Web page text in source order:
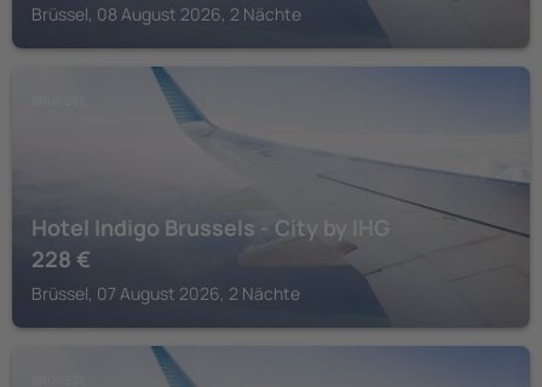
Brüssel, 08 August 2026, 2 Nächte
Hotel Indigo Brussels - City by IHG
228 €
Brüssel, 07 August 2026, 2 Nächte